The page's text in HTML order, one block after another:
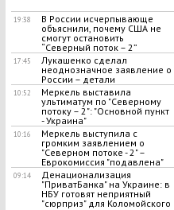
19:38
В России исчерпывающе
объяснили, почему США не
смогут остановить
“Северный поток – 2”
17:45
Лукашенко сделал
неоднозначное заявление о
России – детали
10:52
Меркель выставила
ультиматум по "Северному
потоку – 2": "Основной пункт
- Украина"
10:16
Меркель выступила с
громким заявлением о
"Северном потоке - 2" –
Еврокомиссия "подавлена"
09:14
Денационализация
"ПриватБанка" на Украине: в
НБУ готовят неприятный
"сюрприз" для Коломойского